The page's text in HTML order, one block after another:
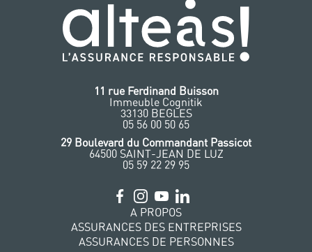
11 rue Ferdinand Buisson
Immeuble Cognitik
33130 BEGLES
‭05 56 00 50 65
‭29 Boulevard du Commandant Passicot
64500 SAINT-JEAN DE LUZ
05 59 22 29 95
A PROPOS
ASSURANCES DES ENTREPRISES
ASSURANCES DE PERSONNES